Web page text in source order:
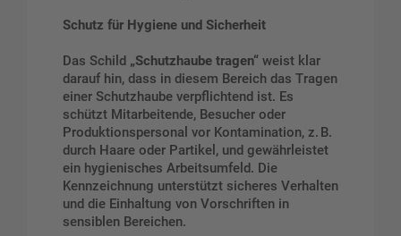
Schutz für Hygiene und Sicherheit
Das Schild „Schutzhaube tragen“ weist klar
darauf hin, dass in diesem Bereich das Tragen
einer Schutzhaube verpflichtend ist. Es
schützt Mitarbeitende, Besucher oder
Produktionspersonal vor Kontamination, z. B.
durch Haare oder Partikel, und gewährleistet
ein hygienisches Arbeitsumfeld. Die
Kennzeichnung unterstützt sicheres Verhalten
und die Einhaltung von Vorschriften in
sensiblen Bereichen.